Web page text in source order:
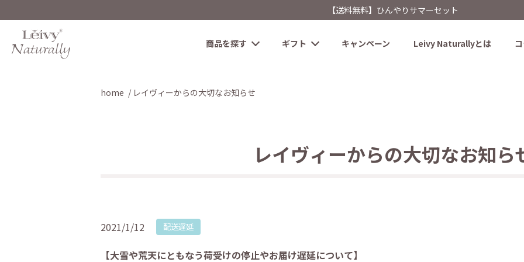
【送料無料】ひんやりサマーセット
商品を探す ギフト キャンペーン Leivy Naturallyとは
home レイヴィーからの大切なお知らせ
レイヴィーからの大切なお知ら
2021/1/12 配送遅延
【大雪や荒天にともなう荷受けの停止やお届け遅延について】